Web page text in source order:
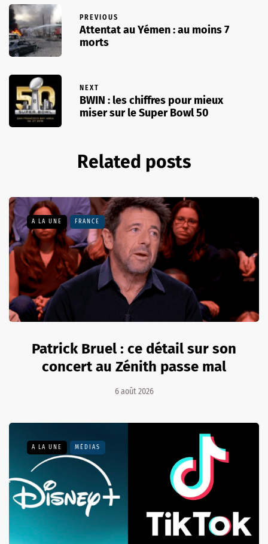
PREVIOUS
Attentat au Yémen : au moins 7
morts
NEXT
BWIN : les chiffres pour mieux
miser sur le Super Bowl 50
Related posts
A LA UNE FRANCE
Patrick Bruel : ce détail sur son
concert au Zénith passe mal
6 août 2026
A LA UNE MÉDIAS